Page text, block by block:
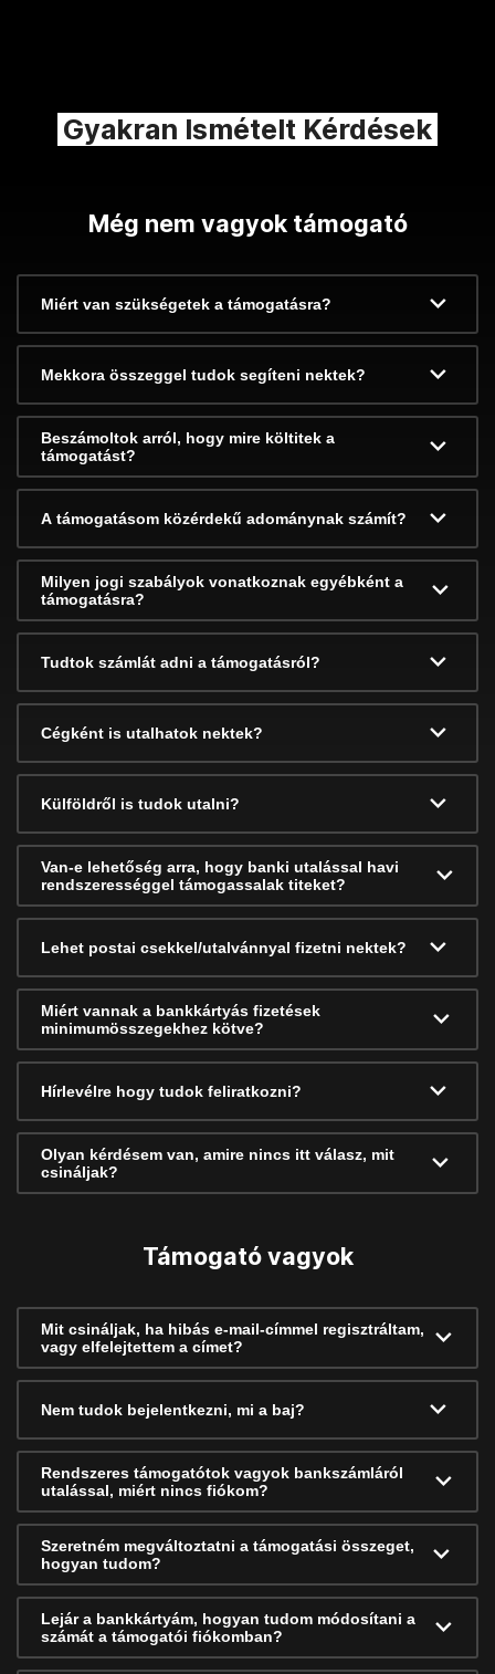
Gyakran Ismételt Kérdések
Még nem vagyok támogató
Miért van szükségetek a támogatásra?
Mekkora összeggel tudok segíteni nektek?
Beszámoltok arról, hogy mire költitek a
támogatást?
A támogatásom közérdekű adománynak számít?
Milyen jogi szabályok vonatkoznak egyébként a
támogatásra?
Tudtok számlát adni a támogatásról?
Cégként is utalhatok nektek?
Külföldről is tudok utalni?
Van-e lehetőség arra, hogy banki utalással havi
rendszerességgel támogassalak titeket?
Lehet postai csekkel/utalvánnyal fizetni nektek?
Miért vannak a bankkártyás fizetések
minimumösszegekhez kötve?
Hírlevélre hogy tudok feliratkozni?
Olyan kérdésem van, amire nincs itt válasz, mit
csináljak?
Támogató vagyok
Mit csináljak, ha hibás e-mail-címmel regisztráltam,
vagy elfelejtettem a címet?
Nem tudok bejelentkezni, mi a baj?
Rendszeres támogatótok vagyok bankszámláról
utalással, miért nincs fiókom?
Szeretném megváltoztatni a támogatási összeget,
hogyan tudom?
Lejár a bankkártyám, hogyan tudom módosítani a
számát a támogatói fiókomban?